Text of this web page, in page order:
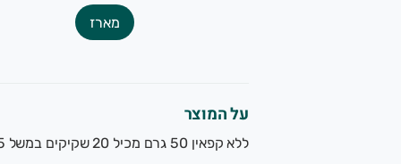
מארז
על המוצר
ללא קפאין 50 גרם מכיל 20 שקיקים במשל 2.5 גרם כל אחד